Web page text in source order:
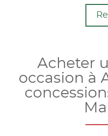
Acheter
occasion à